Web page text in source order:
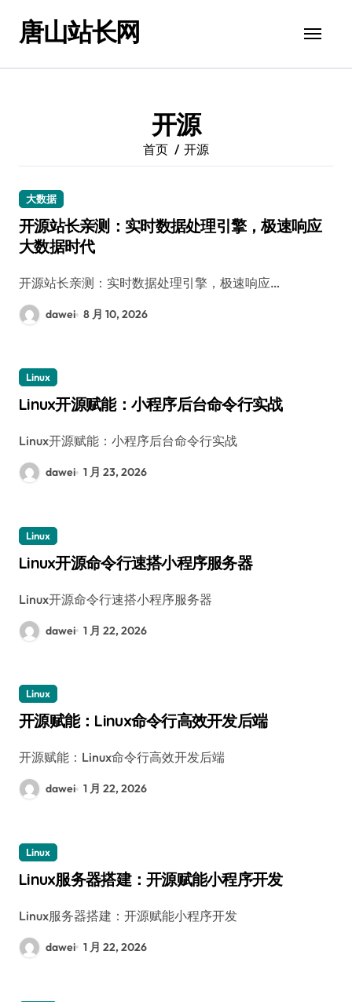
唐山站长网
开源
首页 开源
大数据
开源站长亲测：实时数据处理引擎，极速响应
大数据时代
开源站长亲测：实时数据处理引擎，极速响应…
dawei 8 月 10, 2026
Linux
Linux开源赋能：小程序后台命令行实战
Linux开源赋能：小程序后台命令行实战
dawei 1 月 23, 2026
Linux
Linux开源命令行速搭小程序服务器
Linux开源命令行速搭小程序服务器
dawei 1 月 22, 2026
Linux
开源赋能：Linux命令行高效开发后端
开源赋能：Linux命令行高效开发后端
dawei 1 月 22, 2026
Linux
Linux服务器搭建：开源赋能小程序开发
Linux服务器搭建：开源赋能小程序开发
dawei 1 月 22, 2026